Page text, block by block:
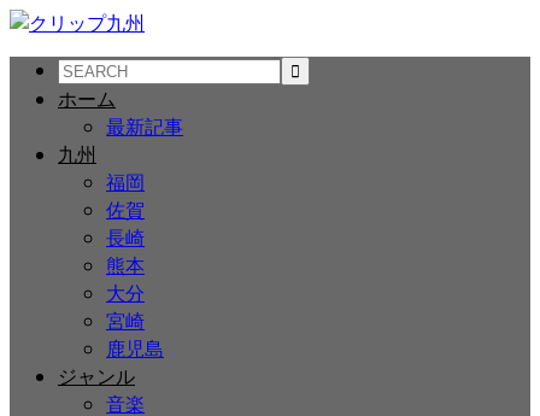
ホーム
最新記事
九州
福岡
佐賀
長崎
熊本
大分
宮崎
鹿児島
ジャンル
音楽